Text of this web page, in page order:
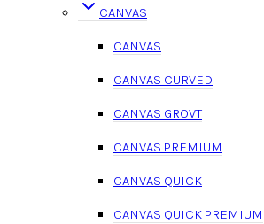
CANVAS
CANVAS
CANVAS CURVED
CANVAS GROVT
CANVAS PREMIUM
CANVAS QUICK
CANVAS QUICK PREMIUM